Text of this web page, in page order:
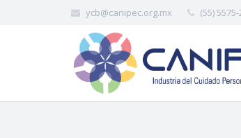
ycb@canipec.org.mx (55) 5575-